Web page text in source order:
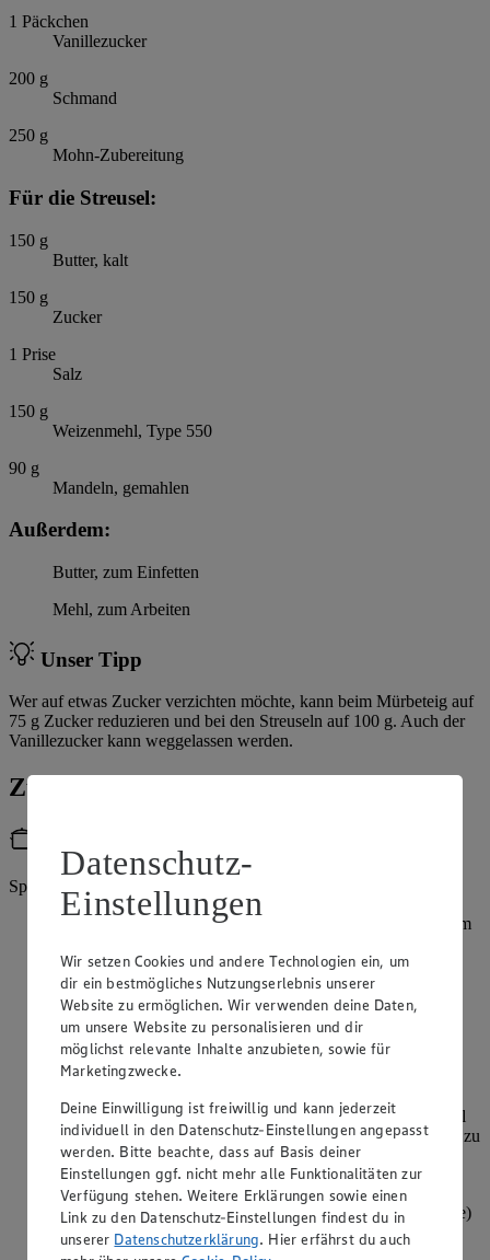
1 Päckchen
Vanillezucker
200 g
Schmand
250 g
Mohn-Zubereitung
Für die Streusel:
150 g
Butter, kalt
150 g
Zucker
1 Prise
Salz
150 g
Weizenmehl, Type 550
90 g
Mandeln, gemahlen
Außerdem:
Butter, zum Einfetten
Mehl, zum Arbeiten
Unser Tipp
Wer auf etwas Zucker verzichten möchte, kann beim Mürbeteig auf
75 g Zucker reduzieren und bei den Streuseln auf 100 g. Auch der
Vanillezucker kann weggelassen werden.
Zubereitung
Springform (26 cm)
Mehl, Butter, Zucker, Salz und Ei in einer Schüssel zu einem
und für 1 Stunde im Kühlschrank ruhen lassen.
In der Zwischenzeit die Äpfel waschen, schälen, Stiel und
Kerngehäuse entfernen und in feine Scheiben schneiden.
Zitrone heiß abspülen, trocken tupfen, die Schale abreiben
und den Saft auspressen. Apfelscheiben mit Zitronensaft
vermengen.
Zitronenabrieb mit Butter, Zucker und Salz verkneten. Mehl
und gemahlene Mandeln mischen, zugeben und alles zügig zu
Streuseln verkneten. Bis zur Weiterverarbeitung im
Kühlschrank kaltstellen.
Backofen auf 160 Grad Umluft (180 Grad Ober-/Unterhitze)
vorheizen. Springform einfetten.
Datenschutz-
Einstellungen
Wir setzen Cookies und andere Technologien ein, um
dir ein bestmögliches Nutzungserlebnis unserer
Website zu ermöglichen. Wir verwenden deine Daten,
um unsere Website zu personalisieren und dir
möglichst relevante Inhalte anzubieten, sowie für
Marketingzwecke.
Deine Einwilligung ist freiwillig und kann jederzeit
individuell in den Datenschutz-Einstellungen angepasst
werden. Bitte beachte, dass auf Basis deiner
Einstellungen ggf. nicht mehr alle Funktionalitäten zur
Verfügung stehen. Weitere Erklärungen sowie einen
Link zu den Datenschutz-Einstellungen findest du in
unserer Datenschutzerklärung. Hier erfährst du auch